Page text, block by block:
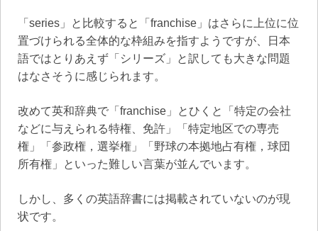
「series」と比較すると「franchise」はさらに上位に位
置づけられる全体的な枠組みを指すようですが、日本
語ではとりあえず「シリーズ」と訳しても大きな問題
はなさそうに感じられます。
改めて英和辞典で「franchise」とひくと「特定の会社
などに与えられる特権、免許」「特定地区での専売
権」「参政権，選挙権」「野球の本拠地占有権，球団
所有権」といった難しい言葉が並んでいます。
しかし、多くの英語辞書には掲載されていないのが現
状です。